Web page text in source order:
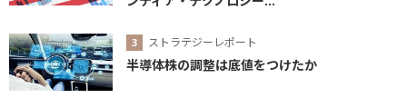
ストラテジーレポート
半導体株の調整は底値をつけたか